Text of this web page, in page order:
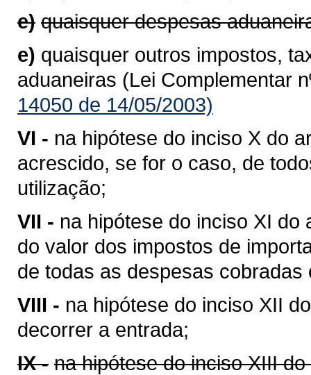
e) quaisquer despesas
e) quaisquer outros impostos,
aduaneiras (Lei Complementar
14050 de 14/05/2003)
VI - na hipótese do inciso X do
acrescido, se for o caso, de
utilização;
VII - na hipótese do inciso XI do
do valor dos impostos de
de todas as despesas
VIII - na hipótese do inciso XII
decorrer a entrada;
IX - na hipótese do inciso XIII